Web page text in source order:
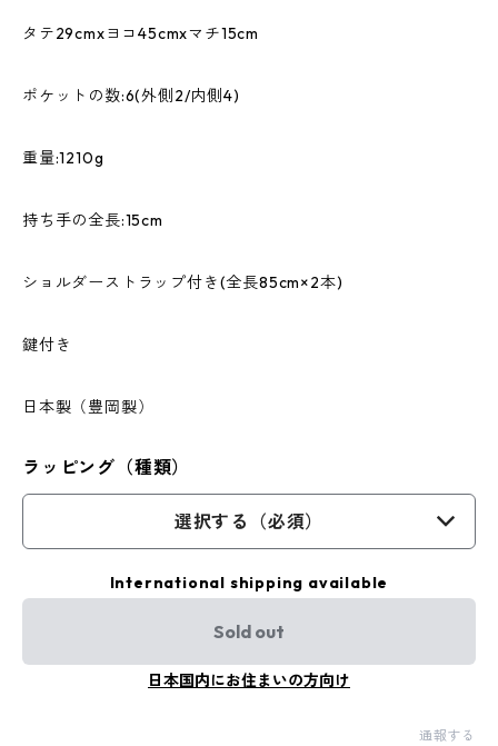
タテ29cmxヨコ45cmxマチ15cm
ポケットの数:6(外側2/内側4)
重量:1210g
持ち手の全長:15cm
ショルダーストラップ付き(全長85cm×2本)
鍵付き
日本製（豊岡製）
ラッピング（種類）
選択する（必須）
International shipping available
Sold out
日本国内にお住まいの方向け
通報する